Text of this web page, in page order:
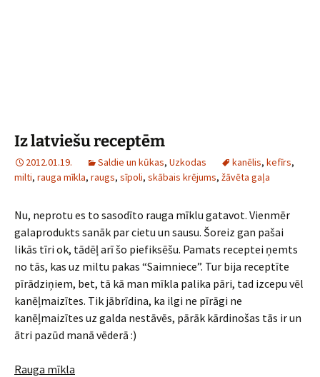
Iz latviešu receptēm
2012.01.19. Saldie un kūkas, Uzkodas kanēlis, kefīrs,
milti, rauga mīkla, raugs, sīpoli, skābais krējums, žāvēta gaļa
Nu, neprotu es to sasodīto rauga mīklu gatavot. Vienmēr
galaprodukts sanāk par cietu un sausu. Šoreiz gan pašai
likās tīri ok, tādēļ arī šo piefiksēšu. Pamats receptei ņemts
no tās, kas uz miltu pakas “Saimniece”. Tur bija receptīte
pīrādziņiem, bet, tā kā man mīkla palika pāri, tad izcepu vēl
kanēļmaizītes. Tik jābrīdina, ka ilgi ne pīrāgi ne
kanēļmaizītes uz galda nestāvēs, pārāk kārdinošas tās ir un
ātri pazūd manā vēderā :)
Rauga mīkla